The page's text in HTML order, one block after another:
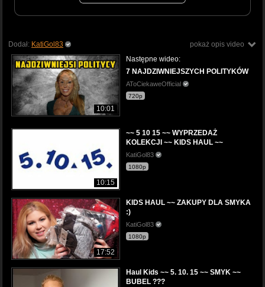
pokaż opis video
Dodał: KatiGol83
10:01
Następne wideo:
7 NAJDZIWNIEJSZYCH POLITYKÓW
AToCiekaweOfficial
720p
10:15
~~ 5 10 15 ~~ WYPRZEDAŻ
KOLEKCJI ~~ KIDS HAUL ~~
KatiGol83
1080p
17:52
KIDS HAUL ~~ ZAKUPY DLA SMYKA
:)
KatiGol83
1080p
Haul Kids ~~ 5. 10. 15 ~~ SMYK ~~
BUBEL ???